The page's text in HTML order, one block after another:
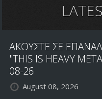
STUDIO
ΑΚΟΥΣΤΕ ΣΕ
"THIS IS HEAVY
08-26
August 08, 2026